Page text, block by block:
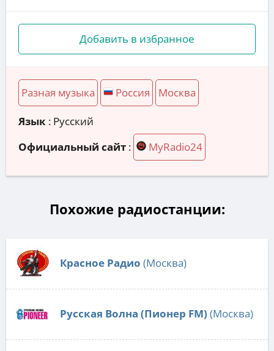
Добавить в избранное
Разная музыка Россия Москва
Язык : Русский
Официальный сайт : MyRadio24
Похожие радиостанции:
Красное Радио (Москва)
Русская Волна (Пионер FM) (Москва)